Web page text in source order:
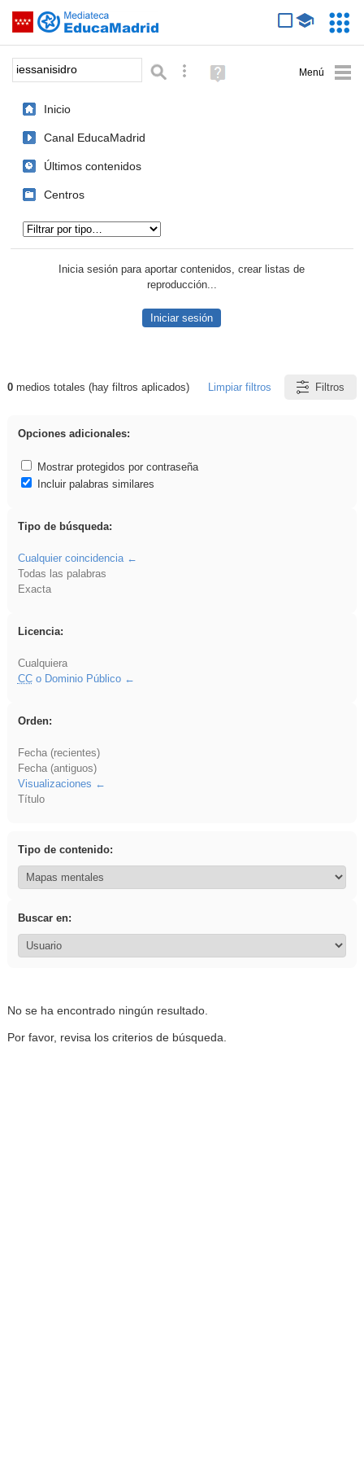
Saltar navegación
Palabra o frase: Búsqueda avanzada
Ayuda
(en
Inicio
Canal EducaMadrid
Últimos contenidos
Centros
Inicia sesión para aportar contenidos, crear listas de
reproducción...
Iniciar sesión
Resultados de: iessanisidro
0medios totales (hay filtros aplicados) Limpiar filtros Filtros
Opciones adicionales:
Mostrar protegidos por contraseña
Incluir palabras similares
Tipo de búsqueda:
Cualquier coincidencia
Todas las palabras
Exacta
Licencia:
Cualquiera
CCo Dominio Público
Orden:
Fecha (recientes)
Fecha (antiguos)
Visualizaciones
Título
Tipo de contenido:
Buscar en:
No se ha encontrado ningún resultado.
Por favor, revisa los criterios de búsqueda.